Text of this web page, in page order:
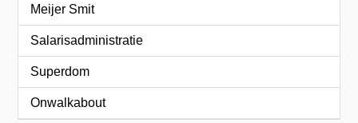
Meijer Smit
Salarisadministratie
Superdom
Onwalkabout